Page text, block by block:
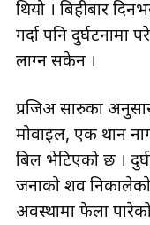
थियो । बिहीबार
गर्दा पनि दुर्घटनामा
लाग्न सकेन ।
प्रजिअ सारुका
मोवाइल, एक थान
बिल भेटिएको छ ।
जनाकाे शव
अवस्थामा फेला